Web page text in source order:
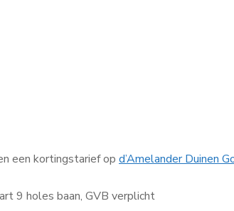
een kortingstarief op d’Amelander Duinen
9 holes baan, GVB verplicht